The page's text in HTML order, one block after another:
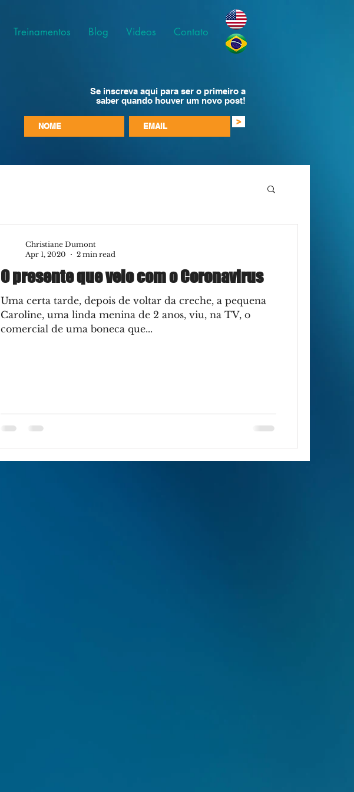
Treinamentos Blog Videos Contato
Se inscreva aqui para ser o primeiro a
saber quando houver um novo post!
>
O presente que veio com o Coronavirus
Uma certa tarde, depois de voltar da creche, a pequena
Caroline, uma linda menina de 2 anos, viu, na TV, o
comercial de uma boneca que...
Christiane Dumont
Apr 1, 2020
2 min read